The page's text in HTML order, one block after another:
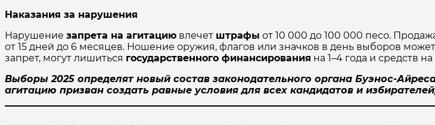
Наказания за нарушения
Нарушение запрета на агитацию влечет штрафы от 10 000 до 100 000 песо.
от 15 дней до 6 месяцев. Ношение оружия, флагов или значков в день выборов
запрет, могут лишиться государственного финансирования на 1–4 года и средств
Выборы 2025 определят новый состав законодательного органа Буэнос-
агитацию призван создать равные условия для всех кандидатов и